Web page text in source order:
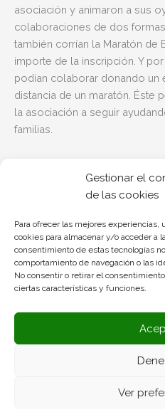
Gestionar el
de las cookies
Para ofrecer las mejores experiencias,
cookies para almacenar y/o acceder a
consentimiento de estas tecnologías
comportamiento de navegación o las
No consentir o retirar el
ciertas características y funciones.
Ver
asociación y animaron a sus
colaboraciones de dos
también corrían la Maratón de
importe de la inscripción. Y
podían colaborar donando
distancia de un maratón. Éste
la asociación a seguir
familias.
Entrada anterior
Deja un
Lo siento, debes estar
Condiciones de